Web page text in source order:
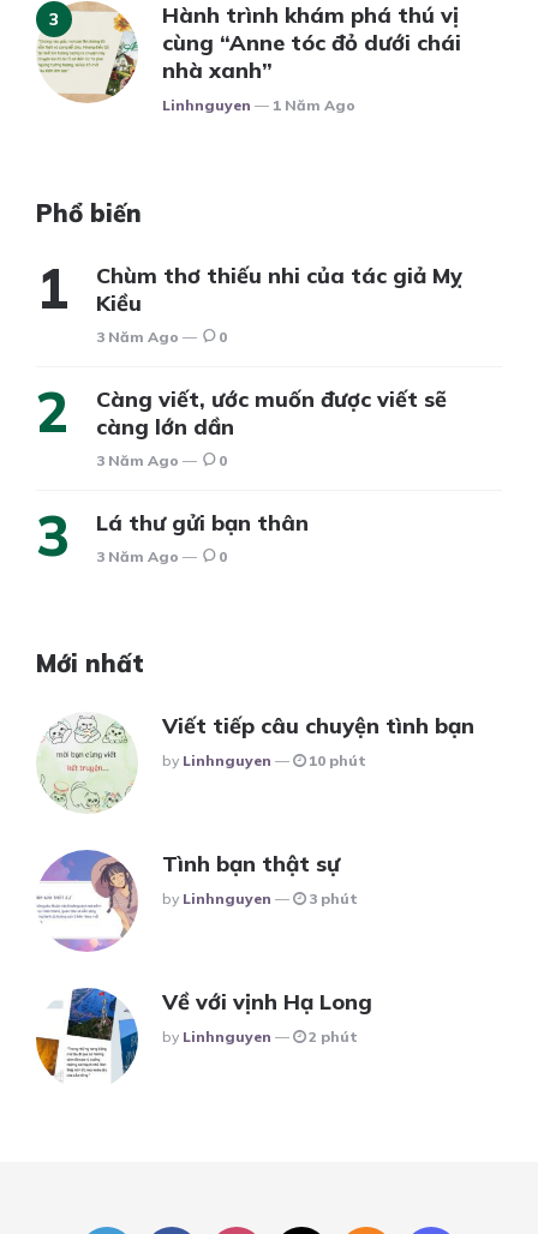
Hành trình khám phá thú vị
cùng “Anne tóc đỏ dưới chái
nhà xanh”
Posted
Linhnguyen 1 Năm Ago
Phổ biến
Chùm thơ thiếu nhi của tác giả Mỵ
Kiều
3 Năm Ago 0
Càng viết, ước muốn được viết sẽ
càng lớn dần
3 Năm Ago 0
Lá thư gửi bạn thân
3 Năm Ago 0
Mới nhất
Viết tiếp câu chuyện tình bạn
Posted
By Linhnguyen 10 phút
Tình bạn thật sự
Posted
By Linhnguyen 3 phút
Về với vịnh Hạ Long
Posted
By Linhnguyen 2 phút